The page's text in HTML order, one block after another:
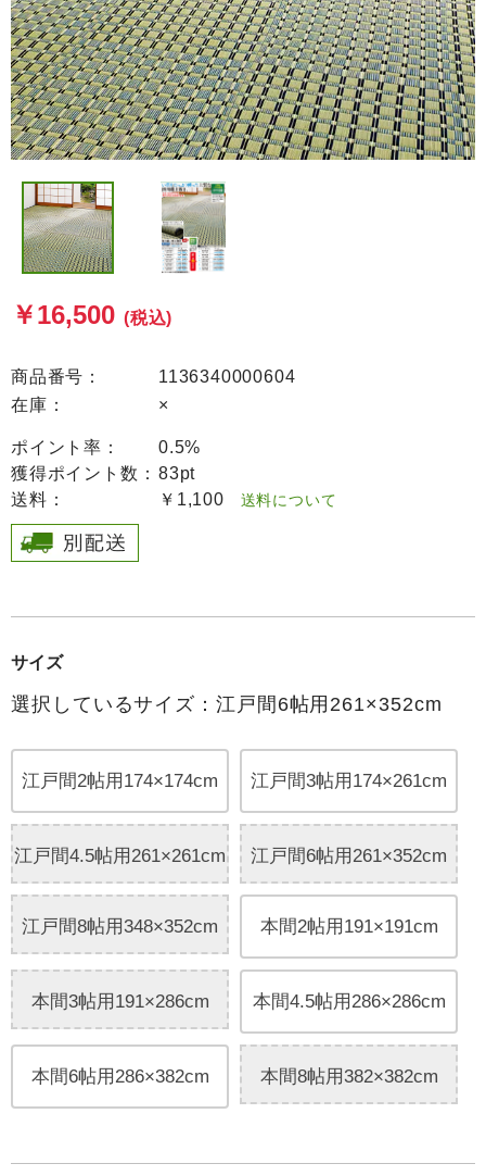
￥16,500 (税込)
商品番号：
1136340000604
在庫：
×
ポイント率：
0.5%
獲得ポイント数： 83pt
送料：
￥1,100 送料について
サイズ
選択しているサイズ：江戸間6帖用261×352cm
江戸間2帖用174×174cm 江戸間3帖用174×261cm
江戸間4.5帖用261×261cm 江戸間6帖用261×352cm
江戸間8帖用348×352cm 本間2帖用191×191cm
本間3帖用191×286cm 本間4.5帖用286×286cm
本間6帖用286×382cm 本間8帖用382×382cm